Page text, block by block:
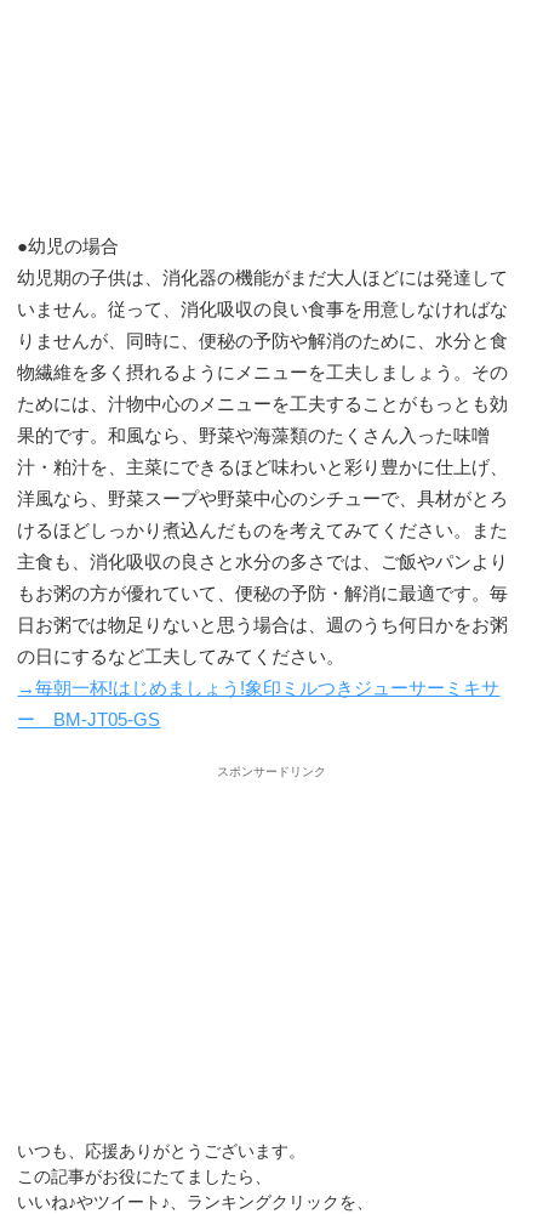
●幼児の場合
幼児期の子供は、消化器の機能がまだ大人ほどには発達して
いません。従って、消化吸収の良い食事を用意しなければな
りませんが、同時に、便秘の予防や解消のために、水分と食
物繊維を多く摂れるようにメニューを工夫しましょう。その
ためには、汁物中心のメニューを工夫することがもっとも効
果的です。和風なら、野菜や海藻類のたくさん入った味噌
汁・粕汁を、主菜にできるほど味わいと彩り豊かに仕上げ、
洋風なら、野菜スープや野菜中心のシチューで、具材がとろ
けるほどしっかり煮込んだものを考えてみてください。また
主食も、消化吸収の良さと水分の多さでは、ご飯やパンより
もお粥の方が優れていて、便秘の予防・解消に最適です。毎
日お粥では物足りないと思う場合は、週のうち何日かをお粥
の日にするなど工夫してみてください。
→毎朝一杯!はじめましょう!象印ミルつきジューサーミキサ
ー BM-JT05-GS
スポンサードリンク
いつも、応援ありがとうございます。
この記事がお役にたてましたら、
いいね♪やツイート♪、ランキングクリックを、